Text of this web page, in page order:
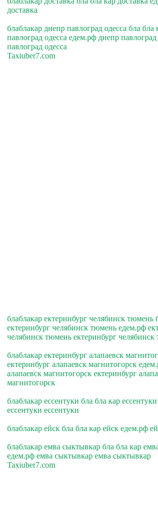
доставка
блаблакар днепр павлоград одесса бла бла
павлоград одесса едем.рф днепр
павлоград одесса
Taxiuber7.com
блаблакар ектеринбург челябинск тюмень
ектеринбург челябинск тюмень едем.рф
челябинск тюмень ектеринбург
блаблакар ектеринбург алапаевск
ектеринбург алапаевск магнитогорск
алапаевск магнитогорск ектеринбург
магнитогорск
блаблакар ессентуки бла бла кар
ессентуки ессентуки
блаблакар ейск бла бла кар ейск едем.рф
блаблакар емва сыктывкар бла бла кар
едем.рф емва сыктывкар емва сыктывкар
Taxiuber7.com